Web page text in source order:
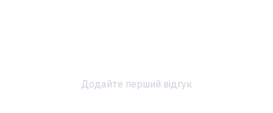
Додайте перший відгук